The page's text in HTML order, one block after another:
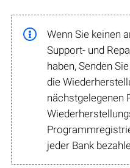
Wenn Sie keinen
Support- und
haben, Senden
die
nächstgelegenen
jeder Bank